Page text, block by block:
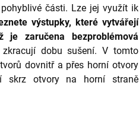
části. Lze jej využít ik
výstupky, které vytvářejí
zaručena bezproblémová
dobu sušení. V tomto
dovnitř a přes horní otvory
skrz otvory na horní straně